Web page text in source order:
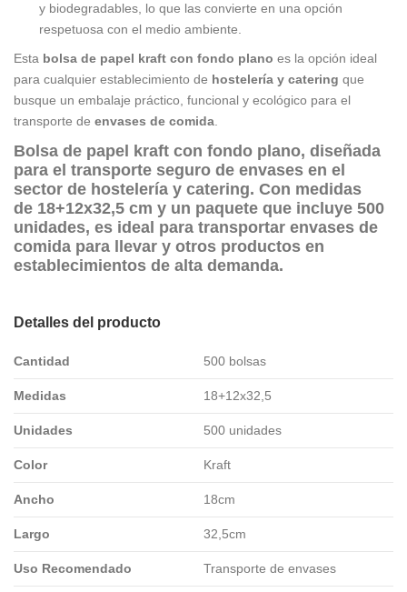
y biodegradables, lo que las convierte en una opción
respetuosa con el medio ambiente.
Esta bolsa de papel kraft con fondo plano es la opción ideal
para cualquier establecimiento de hostelería y catering que
busque un embalaje práctico, funcional y ecológico para el
transporte de envases de comida
Bolsa de papel kraft con fondo plano, diseñada
para el transporte seguro de envases en el
sector de hostelería y catering. Con medidas
de 18+12x32,5 cm y un paquete que incluye 500
unidades, es ideal para transportar envases de
comida para llevar y otros productos en
establecimientos de alta demanda.
Detalles del producto
Cantidad 500 bolsas
Medidas 18+12x32,5
Unidades 500 unidades
Color Kraft
Ancho 18cm
Largo 32,5cm
Uso Recomendado Transporte de envases